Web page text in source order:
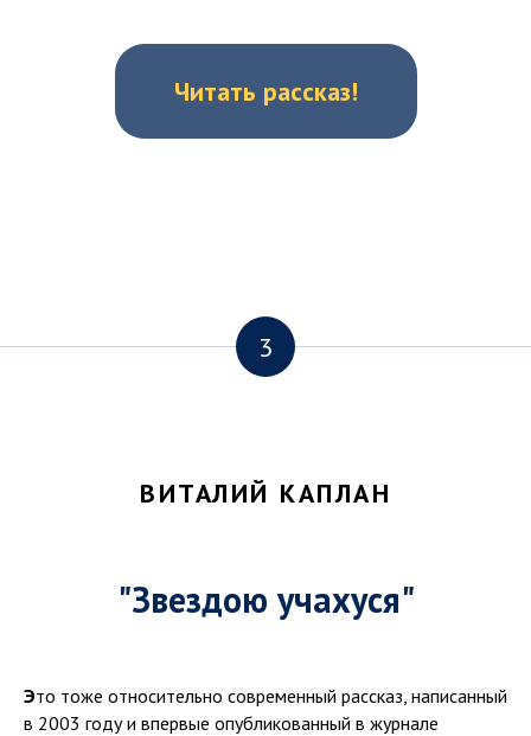
Читать рассказ!
3
ВИТАЛИЙ КАПЛАН
"Звездою учахуся"
Это тоже относительно современный рассказ, написанный
в 2003 году и впервые опубликованный в журнале